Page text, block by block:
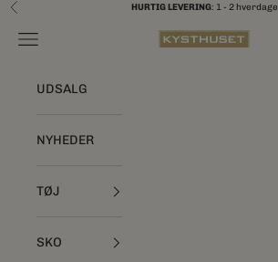
Spring til indhold
Forrige HURTIG LEVERING: 1 - 2 hverdage
Kysthuset
Åbn navigationsmenu
UDSALG
NYHEDER
TØJ
SKO